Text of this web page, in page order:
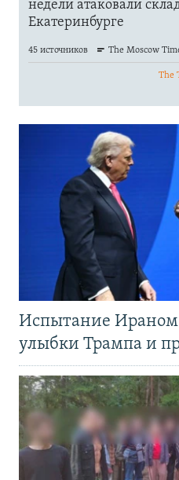
Испытание
улыбки Трампа и